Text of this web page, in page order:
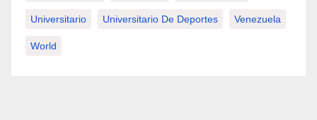
Universitario Universitario De Deportes Venezuela
World